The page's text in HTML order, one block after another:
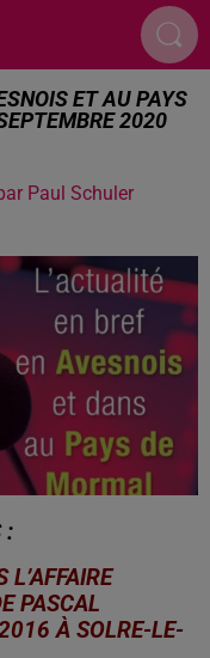
ET AU PAYS
2020
Paul Schuler
:
L’AFFAIRE
PASCAL
À SOLRE-LE-